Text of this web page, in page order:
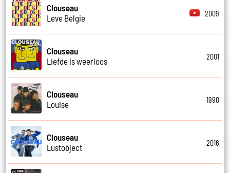
Clouseau
Leve Belgie
2009
Clouseau
Liefde is weerloos
2001
Clouseau
Louise
1990
Clouseau
Lustobject
2016